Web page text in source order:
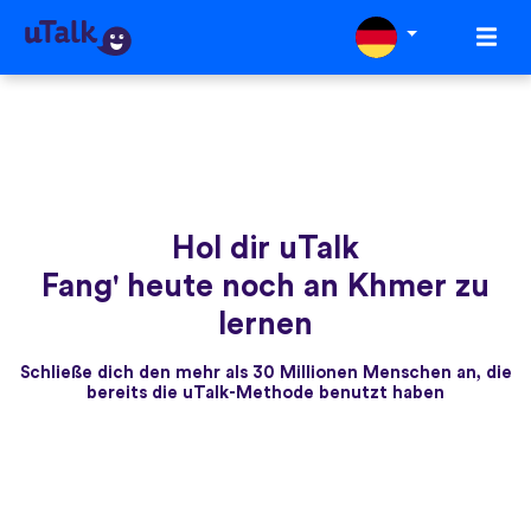
Hol dir uTalk
Fang' heute noch an Khmer zu
lernen
Schließe dich den mehr als 30 Millionen Menschen an, die
bereits die uTalk-Methode benutzt haben